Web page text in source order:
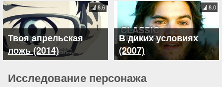
Твоя апрельская
ложь (2014)
8.6
В диких условиях
(2007)
8.0
Исследование персонажа